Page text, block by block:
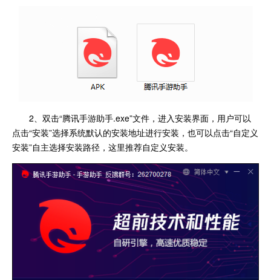
2、双击“腾讯手游助手.exe”文件，进入安装界面，用户可以
点击“安装”选择系统默认的安装地址进行安装，也可以点击“自定义
安装”自主选择安装路径，这里推荐自定义安装。